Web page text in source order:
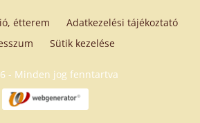
- Minden jog fenntartva
étterem
Adatkezelési tájékoztató
Sütik kezelése